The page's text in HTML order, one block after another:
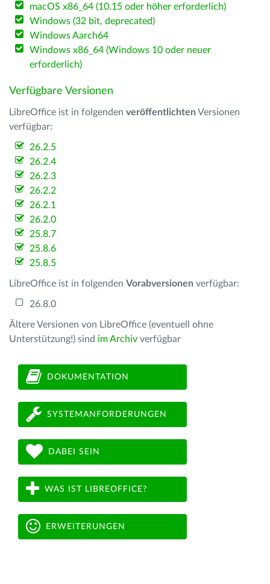
macOS x86_64 (10.15 oder höher erforderlich)
Windows (32 bit, deprecated)
Windows Aarch64
Windows x86_64 (Windows 10 oder neuer
erforderlich)
Verfügbare Versionen
LibreOffice ist in folgenden veröffentlichten Versionen
verfügbar:
26.2.5
26.2.4
26.2.3
26.2.2
26.2.1
26.2.0
25.8.7
25.8.6
25.8.5
LibreOffice ist in folgenden Vorabversionen verfügbar:
26.8.0
Ältere Versionen von LibreOffice (eventuell ohne
Unterstützung!) sind im Archiv verfügbar
DOKUMENTATION
SYSTEMANFORDERUNGEN
DABEI SEIN
WAS IST LIBREOFFICE?
ERWEITERUNGEN